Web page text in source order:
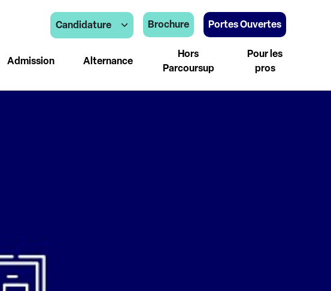
Candidature Brochure Portes Ouvertes
Admission Alternance
Hors
Parcoursup
Pour les
pros